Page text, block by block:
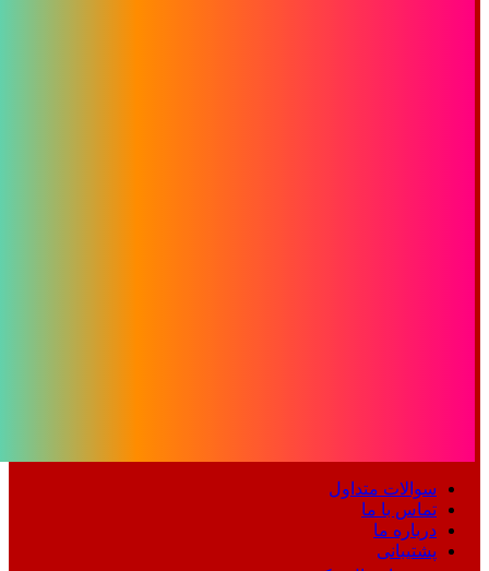
سوالات متداول
تماس با ما
درباره ما
پشتیبانی